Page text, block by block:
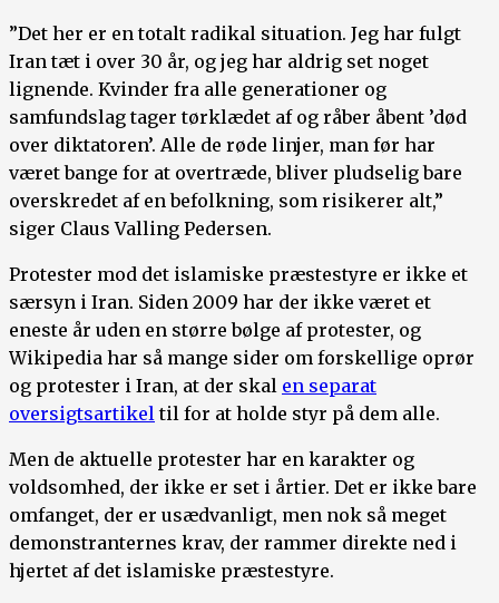
”Det her er en totalt radikal situation. Jeg har fulgt
Iran tæt i over 30 år, og jeg har aldrig set noget
lignende. Kvinder fra alle generationer og
samfundslag tager tørklædet af og råber åbent ’død
over diktatoren’. Alle de røde linjer, man før har
været bange for at overtræde, bliver pludselig bare
overskredet af en befolkning, som risikerer alt,”
siger Claus Valling Pedersen.
Protester mod det islamiske præstestyre er ikke et
særsyn i Iran. Siden 2009 har der ikke været et
eneste år uden en større bølge af protester, og
Wikipedia har så mange sider om forskellige oprør
og protester i Iran, at der skal en separat
oversigtsartikel til for at holde styr på dem alle.
Men de aktuelle protester har en karakter og
voldsomhed, der ikke er set i årtier. Det er ikke bare
omfanget, der er usædvanligt, men nok så meget
demonstranternes krav, der rammer direkte ned i
hjertet af det islamiske præstestyre.